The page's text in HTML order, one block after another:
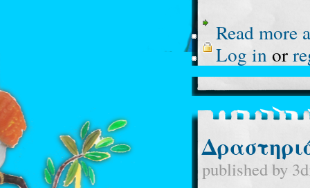
Read more
Log inor
published by